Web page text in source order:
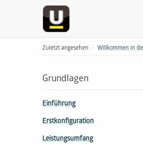
Zuletzt angesehen Willkommen in
Grundlagen
Einführung
Erstkonfiguration
Leistungsumfang